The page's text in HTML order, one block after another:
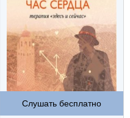
Слушать бесплатно